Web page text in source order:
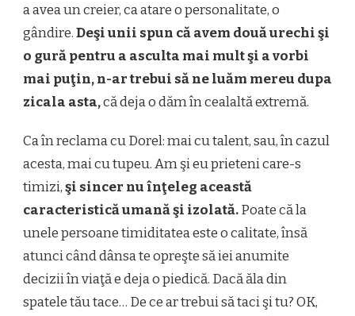
a avea un creier, ca atare o personalitate, o
gândire.Deşi unii spun că avem două urechi şi
o gură pentru a asculta mai mult şi a vorbi
mai puţin, n-ar trebui să ne luăm mereu dupa
zicala asta,că deja o dăm în cealaltă extremă.
Ca în reclama cu Dorel: mai cu talent, sau, în cazul
acesta, mai cu tupeu. Am şi eu prieteni care-s
timizi,şi sincer nu înţeleg această
caracteristică umană şi izolată.Poate că la
unele persoane timiditatea este o calitate, însă
atunci când dânsa te opreşte să iei anumite
decizii în viaţă e deja o piedică. Dacă ăla din
spatele tău tace… De ce ar trebui să taci şi tu? OK,